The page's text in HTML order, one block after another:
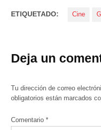
ETIQUETADO: Cine
Deja un
Tu dirección de correo
obligatorios están marcados
Comentario*